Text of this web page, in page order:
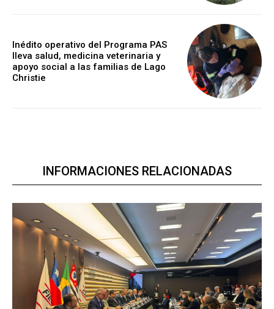
Inédito operativo del Programa PAS
lleva salud, medicina veterinaria y
apoyo social a las familias de Lago
Christie
INFORMACIONES RELACIONADAS